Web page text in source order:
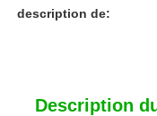
description de:
Description